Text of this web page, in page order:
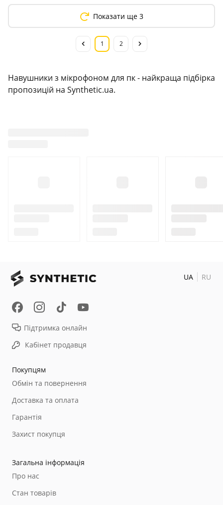
Показати ще 3
1 2
Навушники з мікрофоном для пк - найкраща підбірка
пропозицій на Synthetic.ua.
Покупцям
Обмін та повернення
Доставка та оплата
Гарантія
Захист покупця
Загальна інформація
Про нас
Стан товарів
Підтримка онлайн
Кабінет продавця
UA RU